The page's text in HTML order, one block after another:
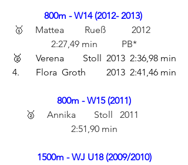
800m - W14 (2012- 2013)
2:27,49 min	PB*
🥈	Verena 	Stoll 	2013 	2:36,98 min
4. 	Flora	 Groth 	2013 	2:41,46 min
800m - W15 (2011)
2:51,90 min
1500m - WJ U18 (2009/2010)